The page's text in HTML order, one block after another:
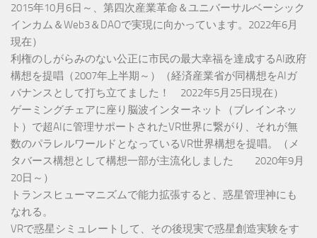
2015年10月6日～、第四次産業革命＆ユニバーサルベーシック
インカム＆Web3＆DAOで実現に向かっています。2022年6月
現在）
利権のしがらみのない公正に市民の最大幸福を達成するAI政府
構想を提唱（2007年上半期～）（経済産業省が同構想をAIガ
バナンスとして打ち立てました！ 2022年5月25日現在）
ゲーミングチェアに座り脳波インターネット（ブレインネッ
ト）で超AIに管理サポートされたVR世界に繋がり、それが無
数のパラレルワールドとなっているVR世界構想を提唱。（メ
タバース構想として構想一部が主流化しました 2020年9月
20日～）
トランスヒューマニズムで能力拡張すると、惑星管理神にも
なれる。
VRで惑星シミュレートして、その後現実で惑星創造実験をす